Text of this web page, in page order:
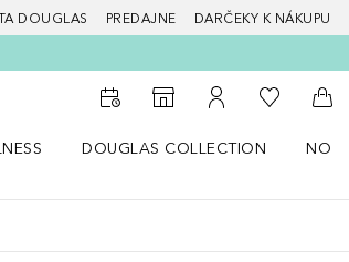
DOUGLAS PREDAJNE DARČEKY K NÁKUPU
Do vyhľadávača predajní
Do môjho účtu
Do môjho
Do
DOUGLAS COLLECTION